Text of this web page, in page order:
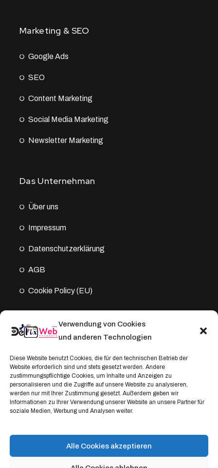
Verwendung von Cookies
und anderen Technologien
Diese Website benutzt Cookies, die für den technischen Betrieb der
Website erforderlich sind und stets gesetzt werden. Andere
zustimmungspflichtige Cookies, um Inhalte und Anzeigen zu
personalisieren und die Zugriffe auf unsere Website zu analysieren,
werden nur mit Ihrer Zustimmung gesetzt. Außerdem geben wir
Informationen zu Ihrer Verwendung unserer Website an unsere Partner für
soziale Medien, Werbung und Analysen weiter.
Alle Cookies akzeptieren
Marketing & SEO
Google Ads
SEO
Content Marketing
Social Media Marketing
Newsletter Marketing
Das Unternehman
Über uns
Impressum
Datenschutz­erklärung
AGB
Cookie Policy (EU)
Kontakt
Address:
Windthorststraße 20
48153 Münster, Deutschland
WhatsApp:
+4917664335685
Email
service@depixweb.de